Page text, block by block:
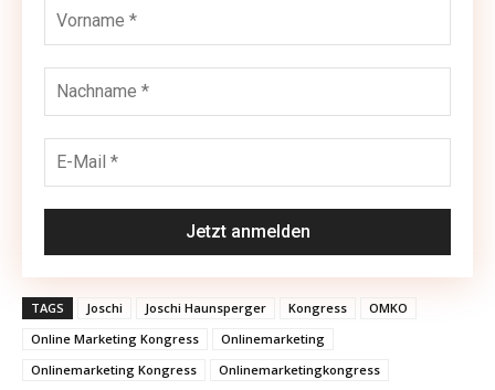
TAGS Joschi Joschi Haunsperger Kongress
OMKO
Online Marketing Kongress
Onlinemarketing
Onlinemarketing Kongress
Onlinemarketingkongress